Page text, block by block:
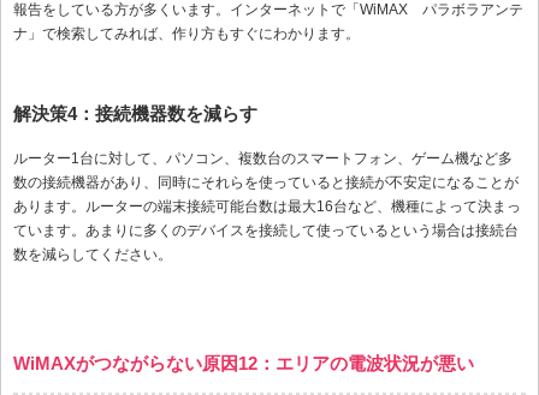
報告をしている方が多くいます。インターネットで「WiMAX パラボラアンテ
ナ」で検索してみれば、作り方もすぐにわかります。
解決策4：接続機器数を減らす
ルーター1台に対して、パソコン、複数台のスマートフォン、ゲーム機など多
数の接続機器があり、同時にそれらを使っていると接続が不安定になることが
あります。ルーターの端末接続可能台数は最大16台など、機種によって決まっ
ています。あまりに多くのデバイスを接続して使っているという場合は接続台
数を減らしてください。
WiMAXがつながらない原因12：エリアの電波状況が悪い